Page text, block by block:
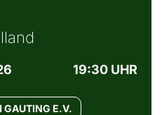
19:30 UHR
GAUTING E.V.